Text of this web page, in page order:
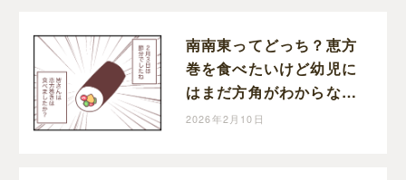
南南東ってどっち？恵方
巻を食べたいけど幼児に
はまだ方角がわからない
｜マッマの育児漫画
2026年2月10日